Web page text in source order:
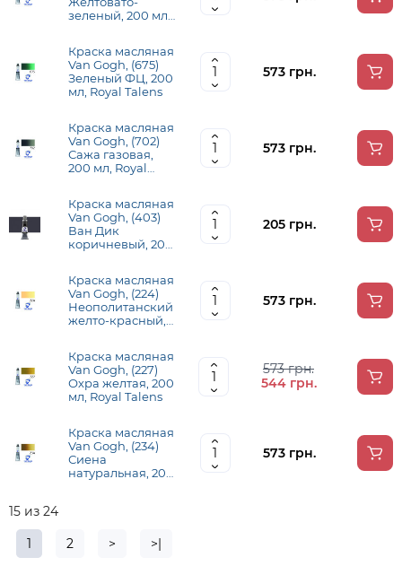
зеленый, 200 мл,
Краска масляная
Van Gogh, (675)
Зеленый ФЦ, 200
мл, Royal Talens
573 грн.
Краска масляная
Van Gogh, (702)
Сажа газовая,
200 мл, Royal
573 грн.
Краска масляная
Van Gogh, (403)
Ван Дик
коричневый, 200
205 грн.
Краска масляная
Van Gogh, (224)
Неополитанский
желто-красный,
573 грн.
Краска масляная
Van Gogh, (227)
Охра желтая, 200
мл, Royal Talens
573 грн.
544 грн.
Краска масляная
Van Gogh, (234)
Сиена
натуральная, 200
573 грн.
15 из 24
1
2 > >|